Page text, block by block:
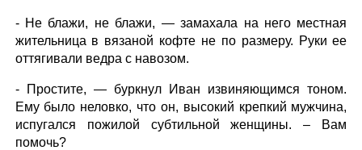
- Не блажи, не блажи, — замахала на него местная
жительница в вязаной кофте не по размеру. Руки ее
оттягивали ведра с навозом.
- Простите, — буркнул Иван извиняющимся тоном.
Ему было неловко, что он, высокий крепкий мужчина,
испугался пожилой субтильной женщины. – Вам
помочь?